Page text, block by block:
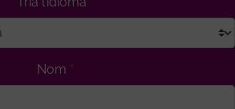
Nom